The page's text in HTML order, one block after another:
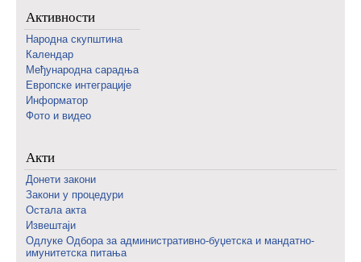
Активности
Народна скупштина
Календар
Међународна сарадња
Европске интеграције
Информатор
Фото и видео
Акти
Донети закони
Закони у процедури
Остала акта
Извештаји
Одлуке Одбора за административно-буџетска и мандатно-
имунитетска питања